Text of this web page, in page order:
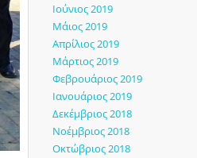
Ιούνιος 2019
Μάιος 2019
Απρίλιος 2019
Μάρτιος 2019
Φεβρουάριος 2019
Ιανουάριος 2019
Δεκέμβριος 2018
Νοέμβριος 2018
Οκτώβριος 2018